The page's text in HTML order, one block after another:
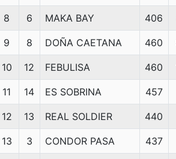
8 6 MAKA BAY 406
9 8 DOÑA CAETANA 460
10 12 FEBULISA 460
11 14 ES SOBRINA 457
12 13 REAL SOLDIER 440
13 3 CONDOR PASA 437